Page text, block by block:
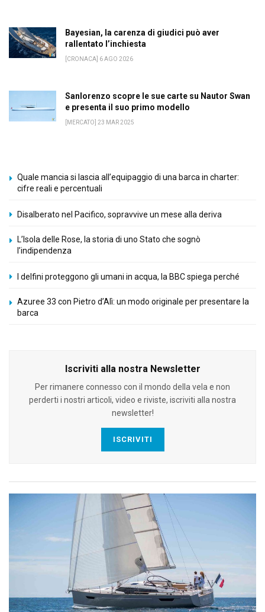
Bayesian, la carenza di giudici può aver
rallentato l’inchiesta
[CRONACA] 6 AGO 2026
Sanlorenzo scopre le sue carte su Nautor Swan
e presenta il suo primo modello
[MERCATO] 23 MAR 2025
Quale mancia si lascia all’equipaggio di una barca in charter:
cifre reali e percentuali
Disalberato nel Pacifico, sopravvive un mese alla deriva
L’Isola delle Rose, la storia di uno Stato che sognò
l’indipendenza
I delfini proteggono gli umani in acqua, la BBC spiega perché
Azuree 33 con Pietro d’Alì: un modo originale per presentare la
barca
Iscriviti alla nostra Newsletter
Per rimanere connesso con il mondo della vela e non
perderti i nostri articoli, video e riviste, iscriviti alla nostra
newsletter!
ISCRIVITI